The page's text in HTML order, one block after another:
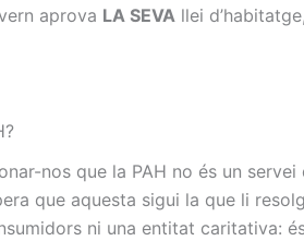
aprova LA SEVA llei d’habitatge,
nos que la PAH no és un
que aquesta sigui la que li
ni una entitat caritativa: